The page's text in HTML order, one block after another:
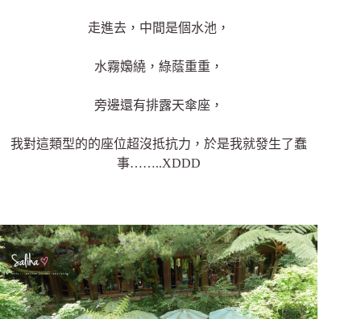
走進去，中間是個水池，
水霧嬝繞，綠蔭重重，
旁邊還有排露天傘座，
我對這類型的的座位超沒抵抗力，於是我就發生了蠢
事……..XDDD